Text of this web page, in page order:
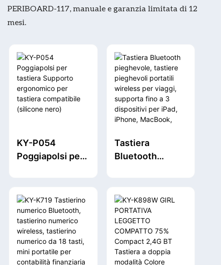
PERIBOARD-117, manuale e garanzia limitata di 12
mesi.
KY-P054
Poggiapolsi per
ergonomico per
tastiera
compatibile
(silicone nero)
Tastiera
Bluetooth
pieghevoli
portatili wireless
per viaggi,
supporta fino a 3
dispositivi per
iPad, iPhone,